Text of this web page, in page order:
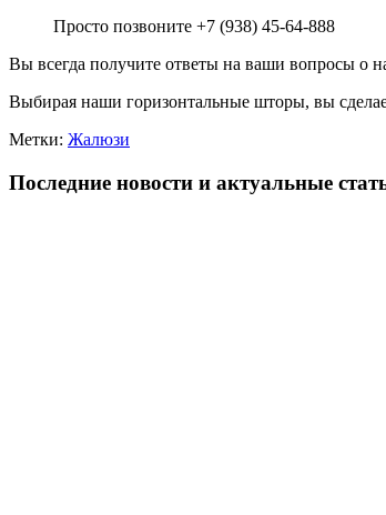
Просто позвоните +7 (938) 45-64-888
Вы всегда получите ответы на ваши вопросы о
Выбирая наши горизонтальные шторы, вы
Метки: Жалюзи
Последние новости и актуальные